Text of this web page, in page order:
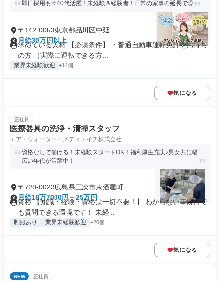
即日採用も☆40代活躍！未経験＆経験者！日常の家事の延長で◎
〒142-0053東京都品川区中延
月給30万円以上
求めている人材 【必須条件】 ・普通自動車運転免許をお持ち
の方 （実際に運転できる方...
業界未経験歓迎 +14個
気になる
正社員
医療器具の洗浄・清掃スタッフ
エア・ウォーター・メディエイチ株式会社
資格なしで働ける！未経験スタートOK！福利厚生充実♪男女共に幅
広い年代が活躍中！
〒728-0023広島県三次市東酒屋町
月給18万7000円～25万円
資格 【知識・経験・資格は一切不要！】 わからない事は何で
も質問できる環境です！ 未経...
制服あり 業界未経験歓迎 +20個
気になる
NEW 正社員